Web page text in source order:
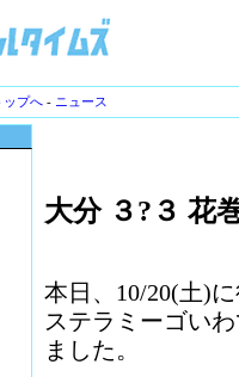
ップへ - ニュース
大分 ３?３ 花
本日、10/20(土)
ステラミーゴい
ました。